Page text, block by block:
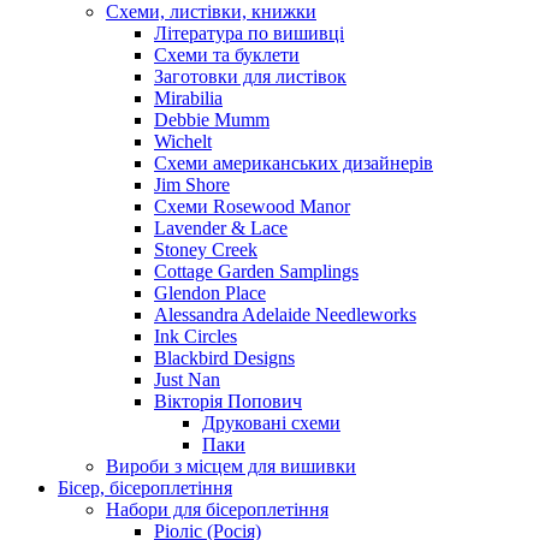
Схеми, листівки, книжки
Література по вишивці
Схеми та буклети
Заготовки для листівок
Mirabilia
Debbie Mumm
Wichelt
Схеми американських дизайнерів
Jim Shore
Cхеми Rosewood Manor
Lavender & Lace
Stoney Creek
Cottage Garden Samplings
Glendon Place
Alessandra Adelaide Needleworks
Ink Circles
Blackbird Designs
Just Nan
Вікторія Попович
Друковані схеми
Паки
Вироби з місцем для вишивки
Бісер, бісероплетіння
Набори для бісероплетіння
Ріоліс (Росія)